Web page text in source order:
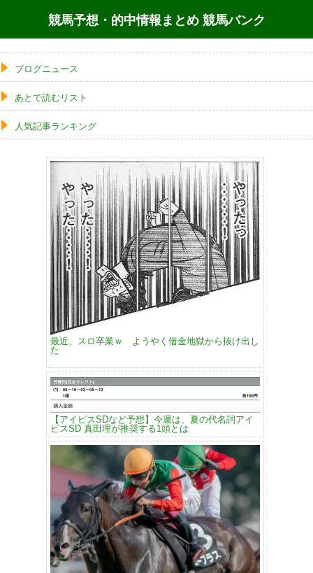
競馬予想・的中情報まとめ 競馬バンク
ブログニュース
あとで読むリスト
人気記事ランキング
最近、スロ卒業ｗ ようやく借金地獄から抜け出し
た
【アイビスSDなど予想】今週は、夏の代名詞アイ
ビスSD 真田理が推奨する1頭とは